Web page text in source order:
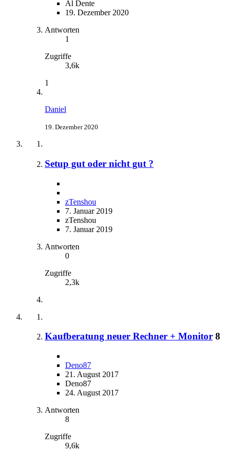
Al Dente
19. Dezember 2020
Antworten
1
Zugriffe
3,6k
1
Daniel
19. Dezember 2020
Setup gut oder nicht gut ?
zTenshou
7. Januar 2019
zTenshou
7. Januar 2019
Antworten
0
Zugriffe
2,3k
Kaufberatung neuer Rechner + Monitor 8
Deno87
21. August 2017
Deno87
24. August 2017
Antworten
8
Zugriffe
9,6k